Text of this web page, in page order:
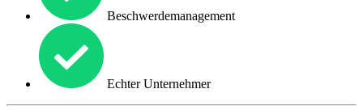
Beschwerdemanagement
Echter Unternehmer